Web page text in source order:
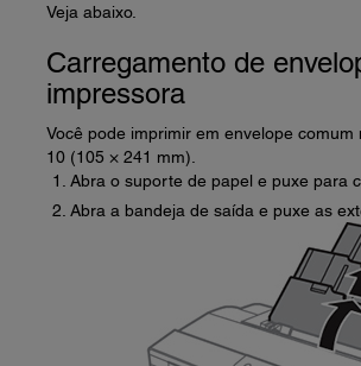
Veja abaixo.
Carregamento de
impressora
Você pode imprimir em envelope comum
10 (105 × 241 mm).
Abra o suporte de papel e puxe para
Abra a bandeja de saída e puxe as